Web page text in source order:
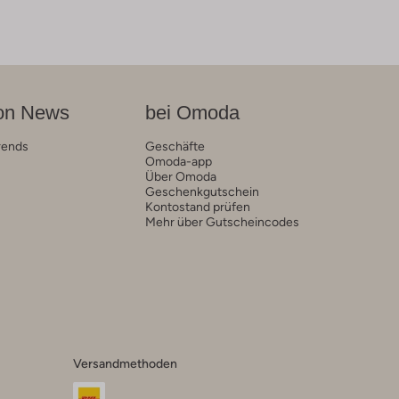
News bei Omoda
Geschäfte
Omoda-app
Über Omoda
Geschenkgutschein
Kontostand prüfen
Mehr über Gutscheincodes
Versandmethoden